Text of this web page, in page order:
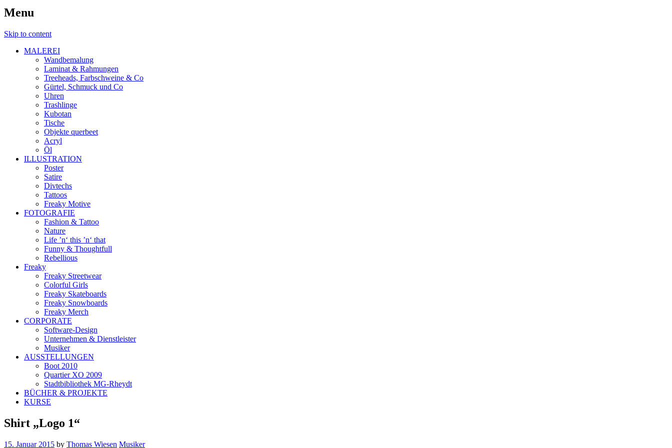
Menu
Skip to content
MALEREI
Wandbemalung
Laminat & Rahmungen
Treeheads, Farbschweine & Co
Gürtel, Schmuck und Co
Uhren
Trashlinge
Kubotan
Tische
Objekte querbeet
Acryl
Öl
ILLUSTRATION
Poster
Satire
Divtechs
Tattoos
Freaky Motive
FOTOGRAFIE
Fashion & Tattoo
Nature
Life ’n‘ this ’n‘ that
Funny & Thoughtfull
Rebellious
Freaky
Freaky Streetwear
Colorful Girls
Freaky Skateboards
Freaky Snowboards
Freaky Merch
CORPORATE
Software-Design
Unternehmen & Dienstleister
Musiker
AUSSTELLUNGEN
Boot 2010
Quartier XO 2009
Stadtbibliothek MG-Rheydt
BÜCHER & PROJEKTE
KURSE
Shirt „Logo 1“
15. Januar 2015 by Thomas Wiesen Musiker